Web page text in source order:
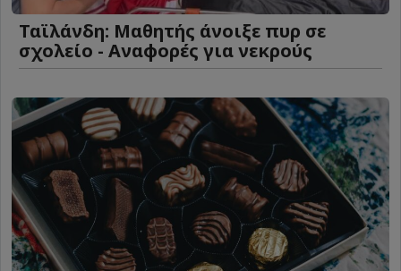
Ταϊλάνδη: Μαθητής άνοιξε πυρ σε
σχολείο - Αναφορές για νεκρούς